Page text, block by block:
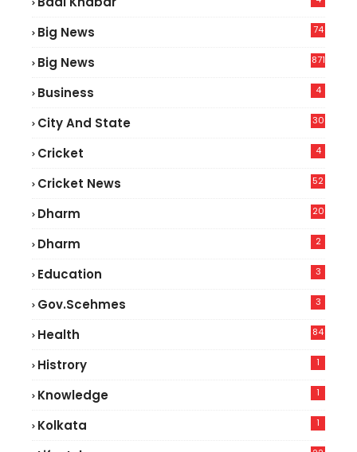
Big News
74
Big News 871
Business 4
City And State 30
Cricket 4
Cricket News
52
Dharm 20
Dharm 2
Education 3
Gov.scehmes 3
Health
84
Histrory 1
Knowledge 1
Kolkata 1